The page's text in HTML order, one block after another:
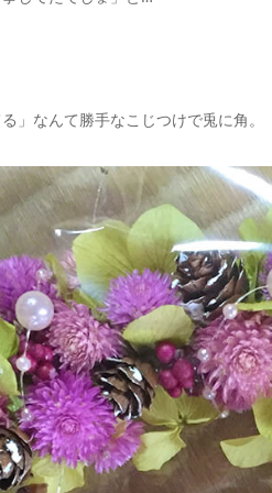
」なんて勝手なこじつけで兎に角。